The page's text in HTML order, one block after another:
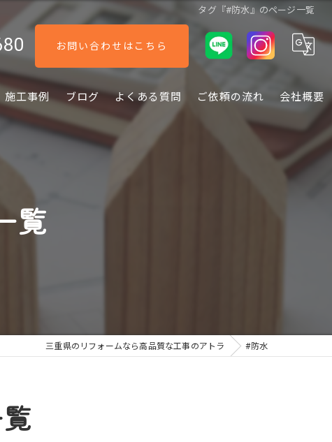
タグ『#防水』のページ一覧
お問い合わせはこちら
施工事例 ブログ よくある質問 ご依頼の流れ 会社概要
覧
三重県のリフォームなら高品質な工事のアトラ #防水